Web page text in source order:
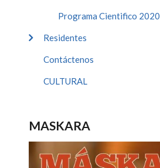
Programa Cientifico 2020
Residentes
Contáctenos
CULTURAL
MASKARA